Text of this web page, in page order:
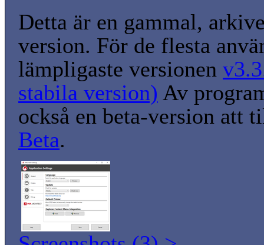
Detta är en gammal,
version. För de flesta
lämpligaste versionen
stabila version) Av
också en beta-version att
Beta.